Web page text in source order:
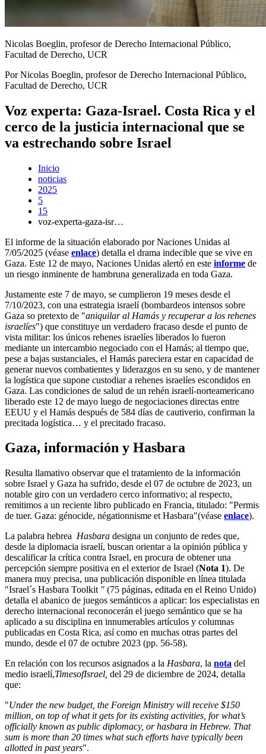
Nicolas Boeglin, profesor de Derecho Internacional Público,
Facultad de Derecho, UCR
Por Nicolas Boeglin, profesor de Derecho Internacional Público,
Facultad de Derecho, UCR
Voz experta: Gaza-Israel. Costa Rica y el
cerco de la justicia internacional que se
va estrechando sobre Israel
Inicio
noticias
2025
5
15
voz-experta-gaza-isr…
El informe de la situación elaborado por Naciones Unidas al
7/05/2025 (véase enlace) detalla el drama indecible que se vive en
Gaza. Este 12 de mayo, Naciones Unidas alertó en este informe de
un riesgo inminente de hambruna generalizada en toda Gaza.
Justamente este 7 de mayo, se cumplieron 19 meses desde el
7/10/2023, con una estrategia israelí (bombardeos intensos sobre
Gaza so pretexto de "aniquilar al Hamás y recuperar a los rehenes
israelíes") que constituye un verdadero fracaso desde el punto de
vista militar: los únicos rehenes israelíes liberados lo fueron
mediante un intercambio negociado con el Hamás; al tiempo que,
pese a bajas sustanciales, el Hamás pareciera estar en capacidad de
generar nuevos combatientes y liderazgos en su seno, y de mantener
la logística que supone custodiar a rehenes israelíes escondidos en
Gaza. Las condiciones de salud de un rehén israelí-norteamericano
liberado este 12 de mayo luego de negociaciones directas entre
EEUU y el Hamás después de 584 días de cautiverio, confirman la
precitada logística… y el precitado fracaso.
Gaza, información y Hasbara
Resulta llamativo observar que el tratamiento de la información
sobre Israel y Gaza ha sufrido, desde el 07 de octubre de 2023, un
notable giro con un verdadero cerco informativo; al respecto,
remitimos a un reciente libro publicado en Francia, titulado: "Permis
de tuer. Gaza: génocide, négationnisme et Hasbara"(véase enlace).
La palabra hebrea Hasbara designa un conjunto de redes que,
desde la diplomacia israelí, buscan orientar a la opinión pública y
descalificar la crítica contra Israel, en procura de obtener una
percepción siempre positiva en el exterior de Israel (Nota 1). De
manera muy precisa, una publicación disponible en línea titulada
"Israel´s Hasbara Toolkit " (75 páginas, editada en el Reino Unido)
detalla el abanico de juegos semánticos a aplicar: los especialistas en
derecho internacional reconocerán el juego semántico que se ha
aplicado a su disciplina en innumerables artículos y columnas
publicadas en Costa Rica, así como en muchas otras partes del
mundo, desde el 07 de octubre 2023 (pp. 56-58).
En relación con los recursos asignados a la Hasbara, la nota del
medio israelí,TimesofIsrael, del 29 de diciembre de 2024, detalla
que:
"Under the new budget, the Foreign Ministry will receive $150
million, on top of what it gets for its existing activities, for what’s
officially known as public diplomacy, or hasbara in Hebrew. That
sum is more than 20 times what such efforts have typically been
allotted in past years".